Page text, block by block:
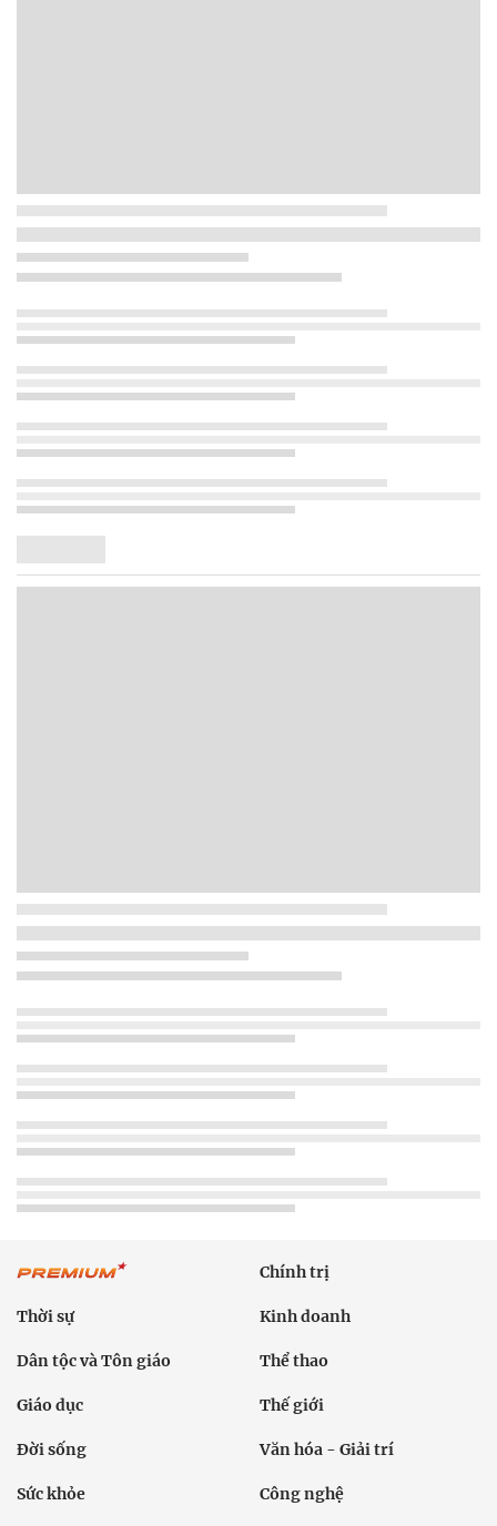
Chính trị
Thời sự Kinh doanh
Dân tộc và Tôn giáo Thể thao
Giáo dục Thế giới
Đời sống Văn hóa - Giải trí
Sức khỏe Công nghệ